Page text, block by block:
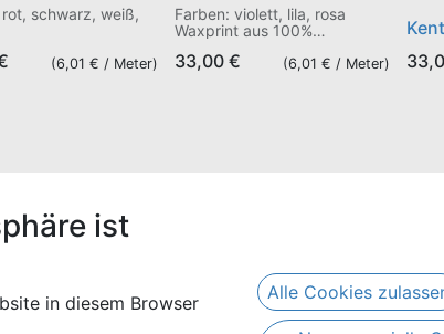
schwarz, weiß,
(6,01 € / Meter)
Farben: violett, lila, rosa
Waxprint aus 100%
33,00 € (6,01 € / Meter)
ist
in diesem Browser
Alle Cookies